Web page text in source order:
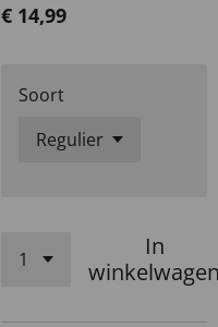
€ 14,99
Soort
In